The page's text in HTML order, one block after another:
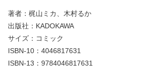
著者：梶山ミカ、木村るか
出版社：KADOKAWA
サイズ：コミック
ISBN-10：4046817631
ISBN-13：9784046817631